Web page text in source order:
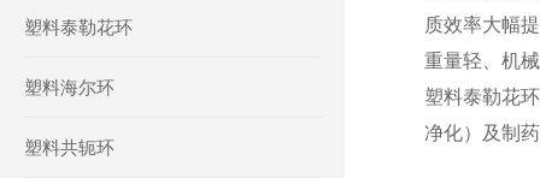
塑料泰勒花环
塑料海尔环
塑料共轭环
质效率大幅
重量轻、机
塑料泰勒花
净化）及制